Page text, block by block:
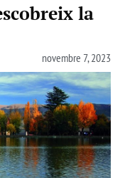
la
novembre 7, 2023